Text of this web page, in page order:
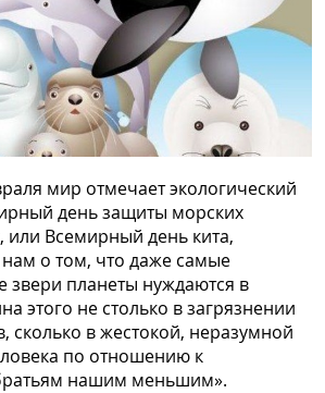
мир отмечает экологический
день защиты морских
Всемирный день кита,
о том, что даже самые
звери планеты нуждаются в
этого не столько в загрязнении
сколько в жестокой, неразумной
по отношению к
нашим меньшим».